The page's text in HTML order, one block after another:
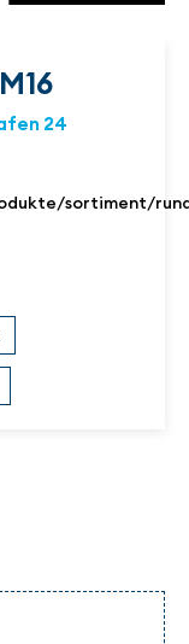
24
sortiment/